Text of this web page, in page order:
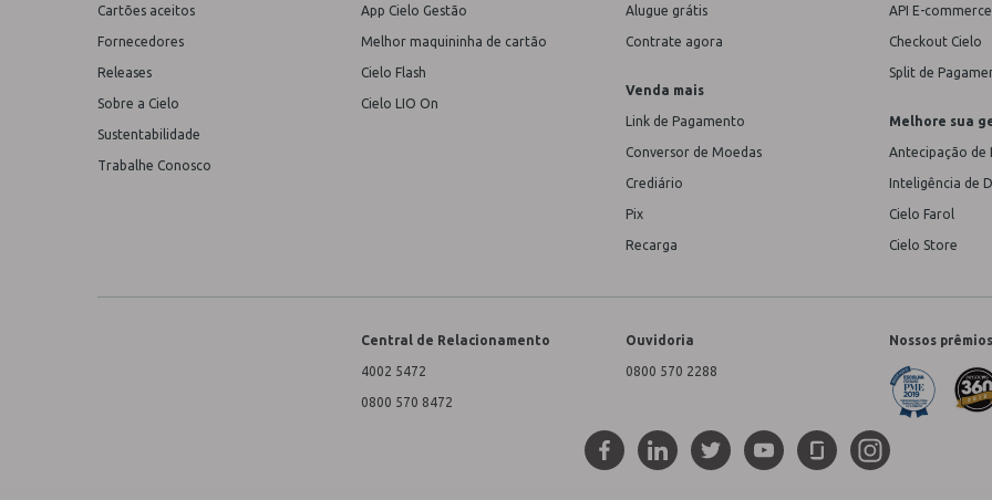
Cartões aceitos
Fornecedores
Releases
Sobre a Cielo
Sustentabilidade
Trabalhe Conosco
App Cielo Gestão
Melhor maquininha de cartão
Cielo Flash
Cielo LIO On
Alugue grátis
Contrate agora
Venda mais
Link de Pagamento
Conversor de Moedas
Crediário
Pix
Recarga
API E-
Checkout Cielo
Split de
Melhore sua
Antecipação de
Inteligência de
Cielo Farol
Cielo Store
Central de Relacionamento
4002 5472
0800 570 8472
Ouvidoria
0800 570 2288
Nossos prêmios